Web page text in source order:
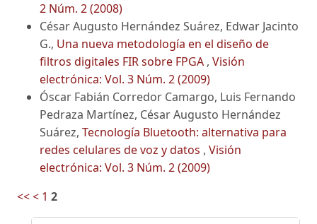
2 Núm. 2 (2008)
César Augusto Hernández Suárez, Edwar Jacinto
G., Una nueva metodología en el diseño de
filtros digitales FIR sobre FPGA , Visión
electrónica: Vol. 3 Núm. 2 (2009)
Óscar Fabián Corredor Camargo, Luis Fernando
Pedraza Martínez, César Augusto Hernández
Suárez, Tecnología Bluetooth: alternativa para
redes celulares de voz y datos , Visión
electrónica: Vol. 3 Núm. 2 (2009)
<<< 1 2